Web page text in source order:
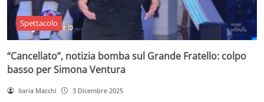
Spettacolo
“Cancellato”, notizia bomba sul Grande Fratello: colpo
basso per Simona Ventura
Ilaria Macchi 3 Dicembre 2025